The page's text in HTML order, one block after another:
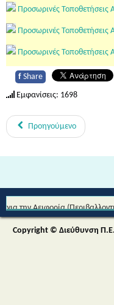
Προσωρινές
Προσωρινές
Προσωρινές
f Share
Εμφανίσεις: 1698
Προηγούμενο
για την Αειφορία
Copyright © Διεύθυνση